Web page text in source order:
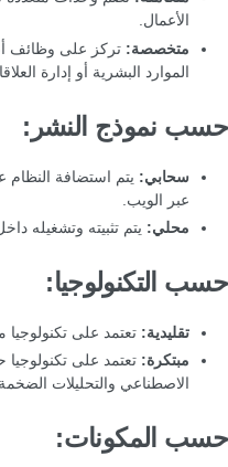
الأعمال.
متخصصة: تركز على وظائف
الموارد البشرية أو إدارة
حسب نموذج النشر:
سحابي: يتم استضافة النظام
عبر الويب.
محلي: يتم تثبيته وتشغيله
حسب التكنولوجيا:
تقليدية: تعتمد على تكنولوجيا
مبتكرة: تعتمد على تكنولوجيا
الاصطناعي والتحليلات
حسب المكونات: